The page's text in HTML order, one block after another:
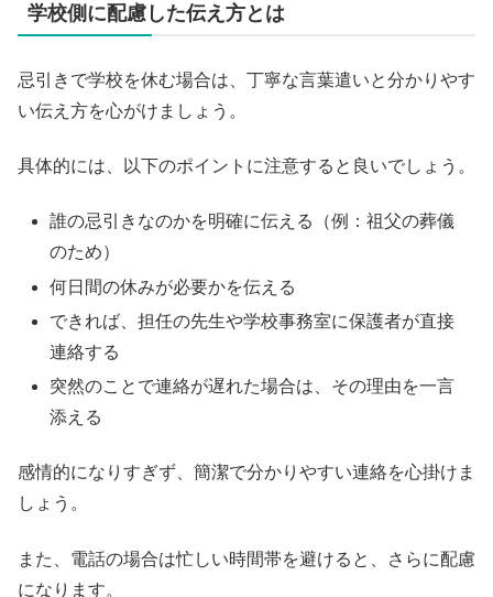
学校側に配慮した伝え方とは
忌引きで学校を休む場合は、丁寧な言葉遣いと分かりやす
い伝え方を心がけましょう。
具体的には、以下のポイントに注意すると良いでしょう。
誰の忌引きなのかを明確に伝える（例：祖父の葬儀
のため）
何日間の休みが必要かを伝える
できれば、担任の先生や学校事務室に保護者が直接
連絡する
突然のことで連絡が遅れた場合は、その理由を一言
添える
感情的になりすぎず、簡潔で分かりやすい連絡を心掛けま
しょう。
また、電話の場合は忙しい時間帯を避けると、さらに配慮
になります。